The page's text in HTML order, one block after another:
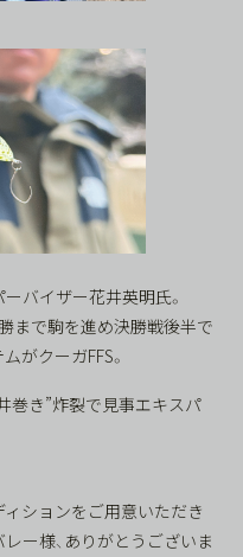
バイザー花井英明氏。
まで駒を進め決勝戦後半で
がクーガFFS。
巻き”炸裂で見事エキスパ
ションをご用意いただき
ー様、ありがとうございま